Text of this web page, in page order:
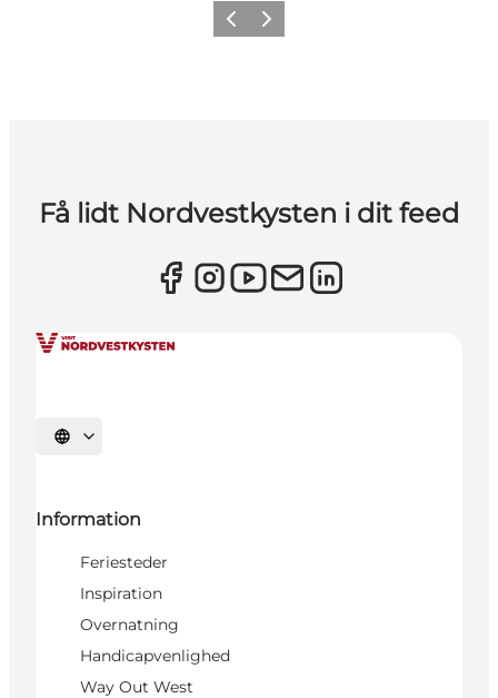
ForrigeNæste
Få lidt Nordvestkysten i dit feed
Vælg sprog
Information
Feriesteder
Inspiration
Overnatning
Handicapvenlighed
Way Out West